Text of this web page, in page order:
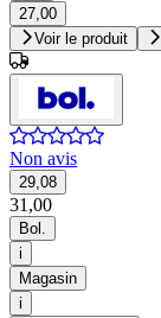
27,00
Voir le produit
Non avis
29,08
31,00
Bol.
i
Magasin
i